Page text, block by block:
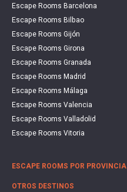
Escape Rooms Barcelona
Escape Rooms Bilbao
Escape Rooms Gijón
Escape Rooms Girona
Escape Rooms Granada
Escape Rooms Madrid
Escape Rooms Málaga
Escape Rooms Valencia
Escape Rooms Valladolid
Escape Rooms Vitoria
ESCAPE ROOMS POR PROVINCIA
OTROS DESTINOS